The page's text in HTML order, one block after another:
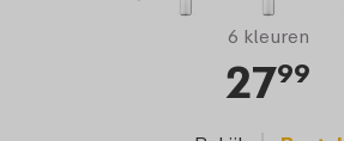
6 kleuren
2799